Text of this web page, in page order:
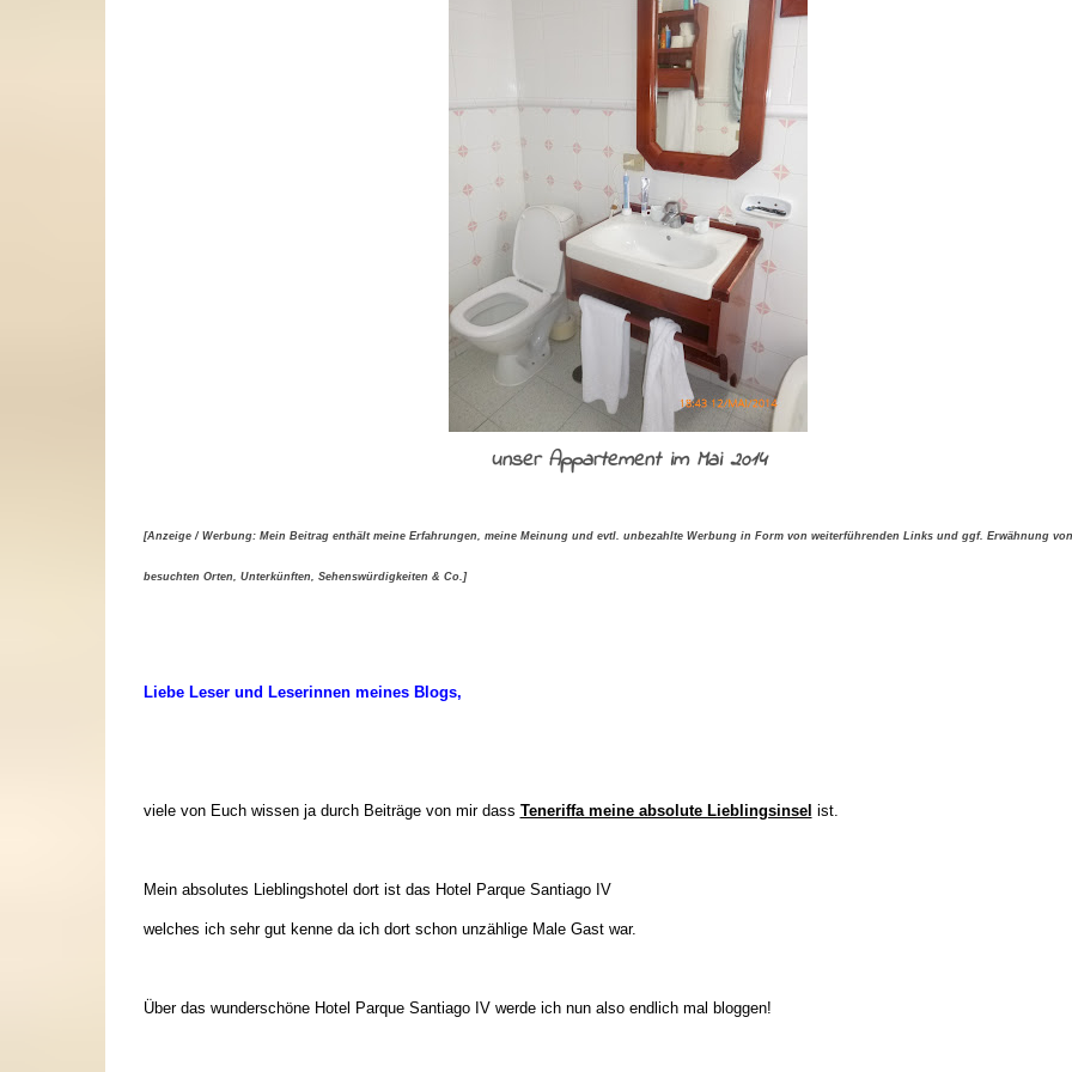
unser Appartement im Mai 2014
[Anzeige / Werbung: Mein Beitrag enthält meine Erfahrungen, meine Meinung und evtl. unbezahlte Werbung in Form von weiterführenden Links und ggf. Erwähnung von
besuchten Orten, Unterkünften, Sehenswürdigkeiten & Co.]
Liebe Leser und Leserinnen meines Blogs,
viele von Euch wissen ja durch Beiträge von mir dass Teneriffa meine absolute Lieblingsinsel ist.
Mein absolutes Lieblingshotel dort ist das Hotel Parque Santiago IV
welches ich sehr gut kenne da ich dort schon unzählige Male Gast war.
Über das wunderschöne Hotel Parque Santiago IV werde ich nun also endlich mal bloggen!